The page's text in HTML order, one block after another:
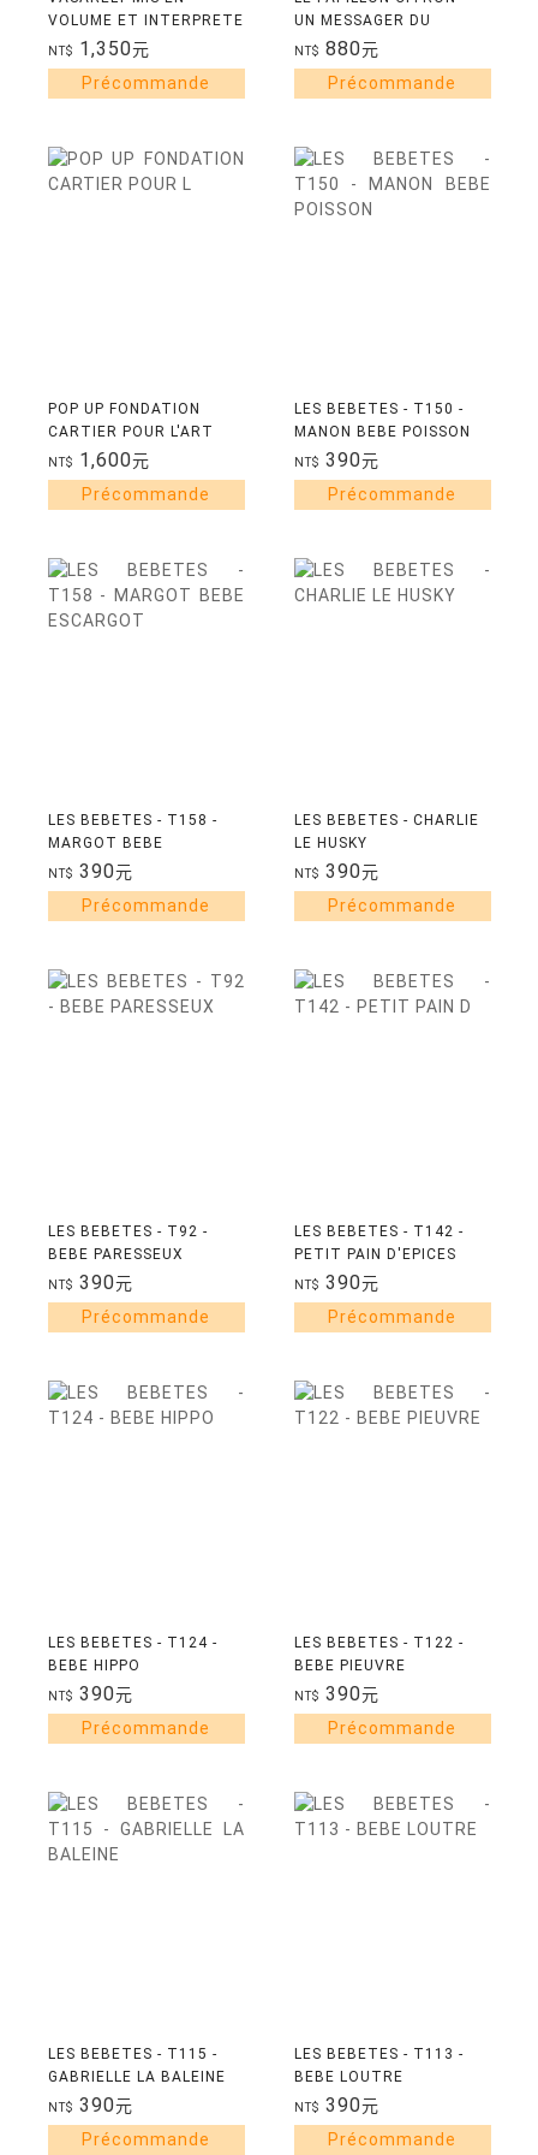
VOLUME ET INTERPRETE
PAR PHILIPPE UG
NT$ 1,350元
UN MESSAGER DU
PRINTEMPS
NT$ 880元
POP UP FONDATION
CARTIER POUR L'ART
CONTEMPORAIN
NT$ 1,600元
LES BEBETES - T150 -
MANON BEBE POISSON
NT$ 390元
LES BEBETES - T158 -
MARGOT BEBE
ESCARGOT
NT$ 390元
LES BEBETES - CHARLIE
LE HUSKY
NT$ 390元
LES BEBETES - T92 -
BEBE PARESSEUX
NT$ 390元
LES BEBETES - T142 -
PETIT PAIN D'EPICES
NT$ 390元
LES BEBETES - T124 -
BEBE HIPPO
NT$ 390元
LES BEBETES - T122 -
BEBE PIEUVRE
NT$ 390元
LES BEBETES - T115 -
GABRIELLE LA BALEINE
NT$ 390元
LES BEBETES - T113 -
BEBE LOUTRE
NT$ 390元